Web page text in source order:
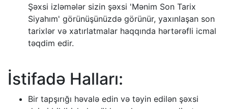
Şəxsi izləmələr sizin şəxsi 'Mənim Son Tarix
Siyahım' görünüşünüzdə görünür, yaxınlaşan son
tarixlər və xatırlatmalar haqqında hərtərəfli icmal
təqdim edir.
İstifadə Halları:
Bir tapşırığı həvalə edin və təyin edilən şəxsi